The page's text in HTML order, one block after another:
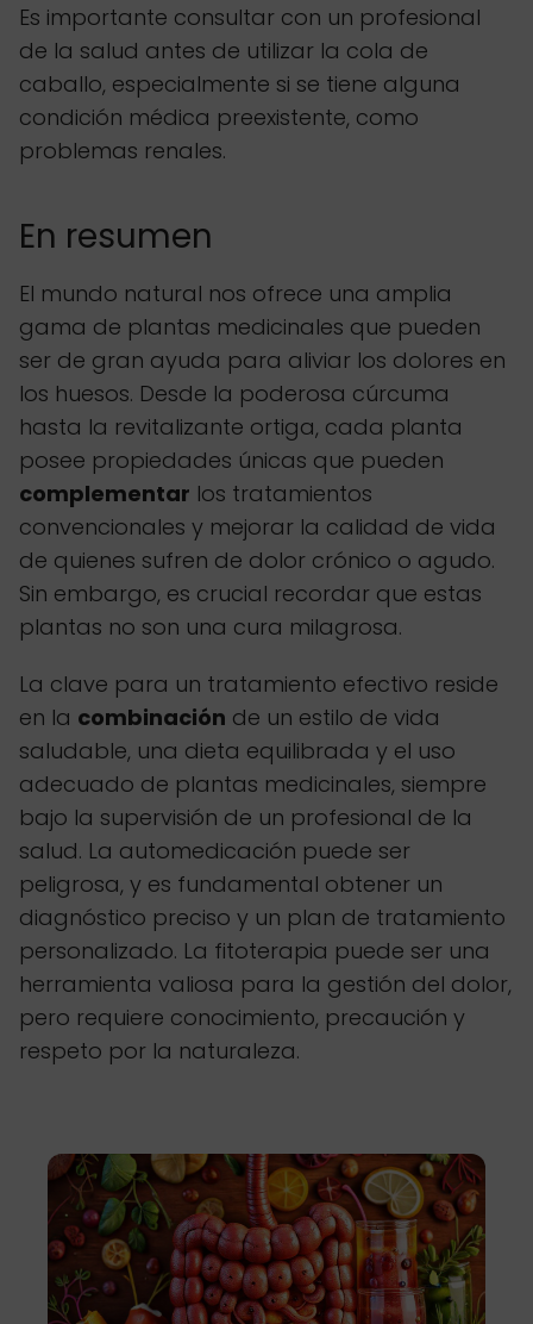
Es importante consultar con un profesional
de la salud antes de utilizar la cola de
caballo, especialmente si se tiene alguna
condición médica preexistente, como
problemas renales.
En resumen
El mundo natural nos ofrece una amplia
gama de plantas medicinales que pueden
ser de gran ayuda para aliviar los dolores en
los huesos. Desde la poderosa cúrcuma
hasta la revitalizante ortiga, cada planta
posee propiedades únicas que pueden
complementar los tratamientos
convencionales y mejorar la calidad de vida
de quienes sufren de dolor crónico o agudo.
Sin embargo, es crucial recordar que estas
plantas no son una cura milagrosa.
La clave para un tratamiento efectivo reside
en la combinación de un estilo de vida
saludable, una dieta equilibrada y el uso
adecuado de plantas medicinales, siempre
bajo la supervisión de un profesional de la
salud. La automedicación puede ser
peligrosa, y es fundamental obtener un
diagnóstico preciso y un plan de tratamiento
personalizado. La fitoterapia puede ser una
herramienta valiosa para la gestión del dolor,
pero requiere conocimiento, precaución y
respeto por la naturaleza.